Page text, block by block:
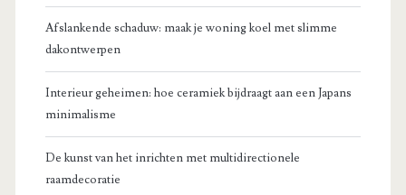
Afslankende schaduw: maak je woning koel met slimme
dakontwerpen
Interieur geheimen: hoe ceramiek bijdraagt aan een Japans
minimalisme
De kunst van het inrichten met multidirectionele
raamdecoratie